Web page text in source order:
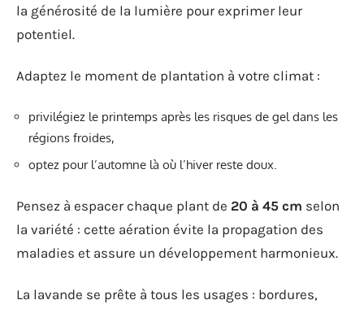
la générosité de la lumière pour exprimer leur
potentiel.
Adaptez le moment de plantation à votre climat :
privilégiez le printemps après les risques de gel dans les
régions froides,
optez pour l’automne là où l’hiver reste doux.
Pensez à espacer chaque plant de 20 à 45 cm selon
la variété : cette aération évite la propagation des
maladies et assure un développement harmonieux.
La lavande se prête à tous les usages : bordures,